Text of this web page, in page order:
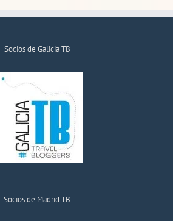
Socios de Galicia TB
Socios de Madrid TB